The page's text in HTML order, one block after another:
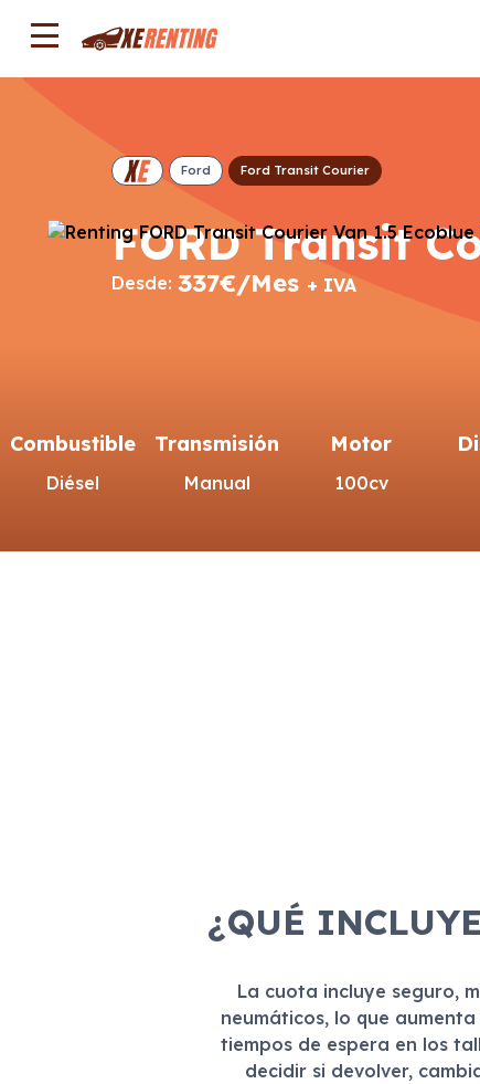
Ford Ford Transit Courier
FORD Transit
Desde: 337€/Mes + IVA
Combustible
Diésel
Transmisión
Manual
Motor
100cv
¿QUÉ
La cuota incluye seguro,
neumáticos, lo que
tiempos de espera en los
decidir si devolver,